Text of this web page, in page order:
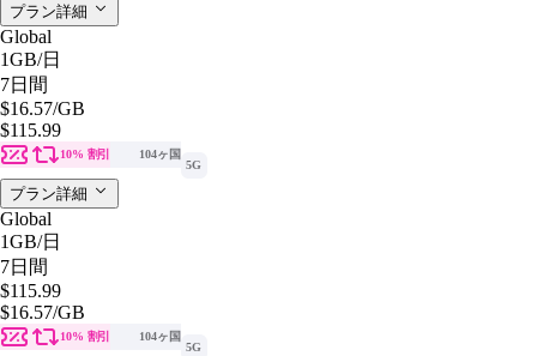
プラン詳細
Global
1GB/日
7日間
$16.57/GB
$115.99
10% 割引
104ヶ国
5G
プラン詳細
Global
1GB/日
7日間
$115.99
$16.57/GB
10% 割引
104ヶ国
5G